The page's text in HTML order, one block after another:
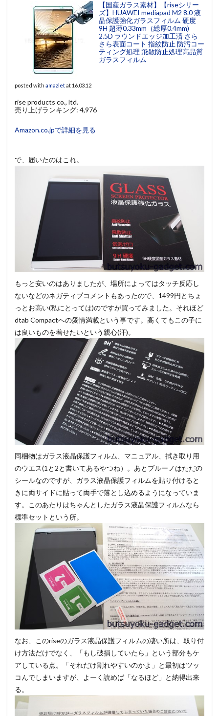
【国産ガラス素材】【riseシリー
ズ】HUAWEI mediapad M2 8.0 液
晶保護強化ガラスフィルム 硬度
9H 超薄0.33mm（総厚0.4mm)
2.5D ラウンドエッジ加工済 さら
さら表面コート 指紋防止 防汚コー
ティング処理 飛散防止処理高品質
ガラスフィルム
posted with amazletat 16.03.12
rise products co., ltd.
売り上げランキング: 4,976
Amazon.co.jpで詳細を見る
で、届いたのはこれ。
もっと安いのはありましたが、場所によってはタッチ反応し
ないなどのネガティブコメントもあったので、1499円とちょ
っとお高い(私にとっては)のですが買ってみました。それほど
dtab Compactへの愛情満載という事です。高くてもこの子に
は良いものを着せたいという親心(汗)。
同梱物はガラス液晶保護フィルム、マニュアル、拭き取り用
のウエス(1と2と書いてあるやつね）。あとブルーノはただの
シールなのですが、ガラス液晶保護フィルムを貼り付けると
きに両サイドに貼って両手で落とし込めるようになっていま
す。このあたりはちゃんとしたガラス液晶保護フィルムなら
標準セットという所。
なお、このriseのガラス液晶保護フィルムの凄い所は、取り付
け方法だけでなく、「もし破損していたら」という部分もケ
アしている点。「それだけ割れやすいのかよ」と最初はツッ
コんでしまいますが、よーく読めば「なるほど」と納得出来
る。